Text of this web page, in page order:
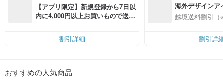
Every guitar we create is unique
He is not just a guitar, but an important partner in your music journey
Only you can show his value
【アプリ限定】新規登録から7日以
内に4,000円以上お買いもので送料
割引詳細
海外デザインア
入
越境送料割引（
割引詳
おすすめの人気商品